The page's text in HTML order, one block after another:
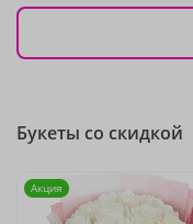
Букеты со скидкой
Акция